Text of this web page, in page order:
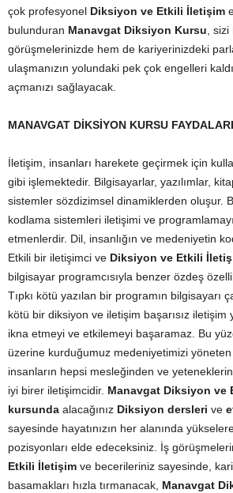
çok profesyonel Diksiyon ve Etkili İletişim
bulunduran Manavgat Diksiyon Kursu, sizi
görüşmelerinizde hem de kariyerinizdeki
ulaşmanızın yolundaki pek çok engelleri
açmanızı sağlayacak.
MANAVGAT DİKSİYON KURSU FAYDALARI
İletişim, insanları harekete geçirmek için
gibi işlemektedir. Bilgisayarlar, yazılımlar,
sistemler sözdizimsel dinamiklerden oluşur.
kodlama sistemleri iletişimi ve
etmenlerdir. Dil, insanlığın ve medeniyetin
Etkili bir iletişimci ve Diksiyon ve Etkili
bilgisayar programcısıyla benzer özdeş
Tıpkı kötü yazılan bir programın bilgisayarı
kötü bir diksiyon ve iletişim başarısız iletişim
ikna etmeyi ve etkilemeyi başaramaz. Bu
üzerine kurduğumuz medeniyetimizi
insanların hepsi mesleğinden ve
iyi birer iletişimcidir. Manavgat Diksiyon ve
kursunda alacağınız Diksiyon dersleri ve
sayesinde hayatınızın her alanında
pozisyonları elde edeceksiniz. İş
Etkili İletişim ve becerileriniz sayesinde,
basamakları hızla tırmanacak, Manavgat